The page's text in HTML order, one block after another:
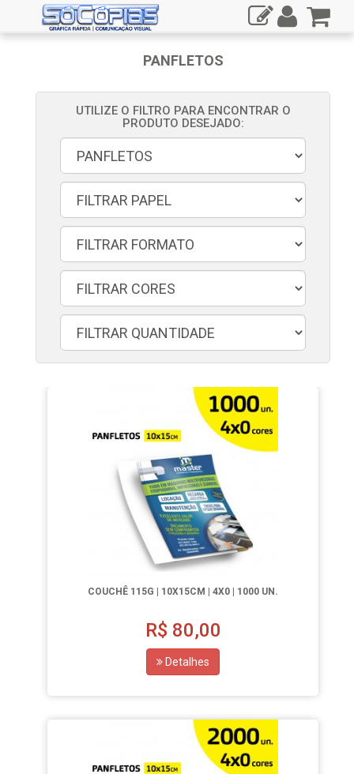
PANFLETOS
UTILIZE O FILTRO PARA ENCONTRAR O
PRODUTO DESEJADO:
COUCHÊ 115G | 10X15CM | 4X0 | 1000 UN.
R$ 80,00
Detalhes